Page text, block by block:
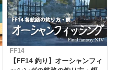
FF14
【FF14 釣り】オーシャンフィ